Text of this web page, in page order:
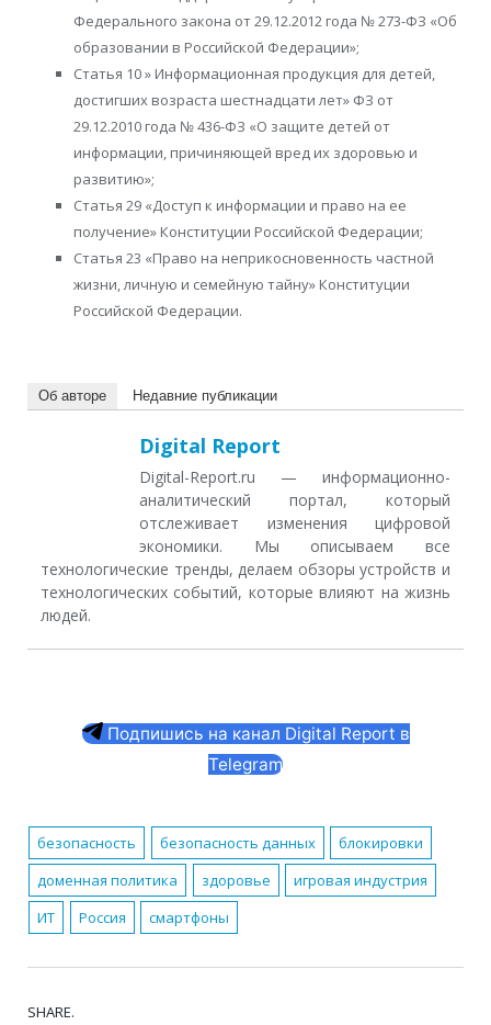
Федерального закона от 29.12.2012 года № 273-ФЗ «Об
образовании в Российской Федерации»;
Статья 10 » Информационная продукция для детей,
достигших возраста шестнадцати лет» ФЗ от
29.12.2010 года № 436-ФЗ «О защите детей от
информации, причиняющей вред их здоровью и
развитию»;
Статья 29 «Доступ к информации и право на ее
получение» Конституции Российской Федерации;
Статья 23 «Право на неприкосновенность частной
жизни, личную и семейную тайну» Конституции
Российской Федерации.
Об авторе Недавние публикации
Digital Report
Digital-Report.ru — информационно-
аналитический портал, который
отслеживает изменения цифровой
экономики. Мы описываем все
технологические тренды, делаем обзоры устройств и
технологических событий, которые влияют на жизнь
людей.
Подпишись на канал Digital Report в
Telegram
безопасность безопасность данных
блокировки
доменная политика
здоровье
игровая индустрия
ИТ
Россия смартфоны
SHARE.